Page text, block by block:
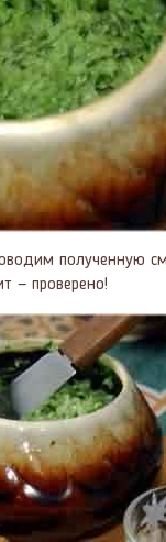
полученную
— проверено!